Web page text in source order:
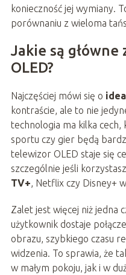
konieczność jej wymiany.
porównaniu z wieloma
Jakie są
OLED?
Najczęściej mówi się o
kontraście, ale to nie
technologia ma kilka
sportu czy gier będą
telewizor OLED staje się
szczególnie jeśli
TV+, Netflix czy Disney+
Zalet jest więcej niż jedna
użytkownik dostaje
obrazu, szybkiego czasu
widzenia. To sprawia, że
w małym pokoju, jak i w